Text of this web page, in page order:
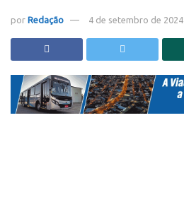
por Redação 4 de setembro de 2024